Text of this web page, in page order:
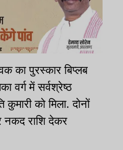
का पुरस्कार बिप्लब
वर्ग में सर्वश्रेष्ठ
कुमारी को मिला. दोनों
नकद राशि देकर